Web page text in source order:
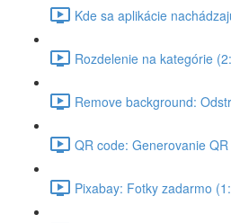
Kde sa aplikácie
Rozdelenie na kategórie
Remove background:
QR code: Generovanie
Pixabay: Fotky zadarmo